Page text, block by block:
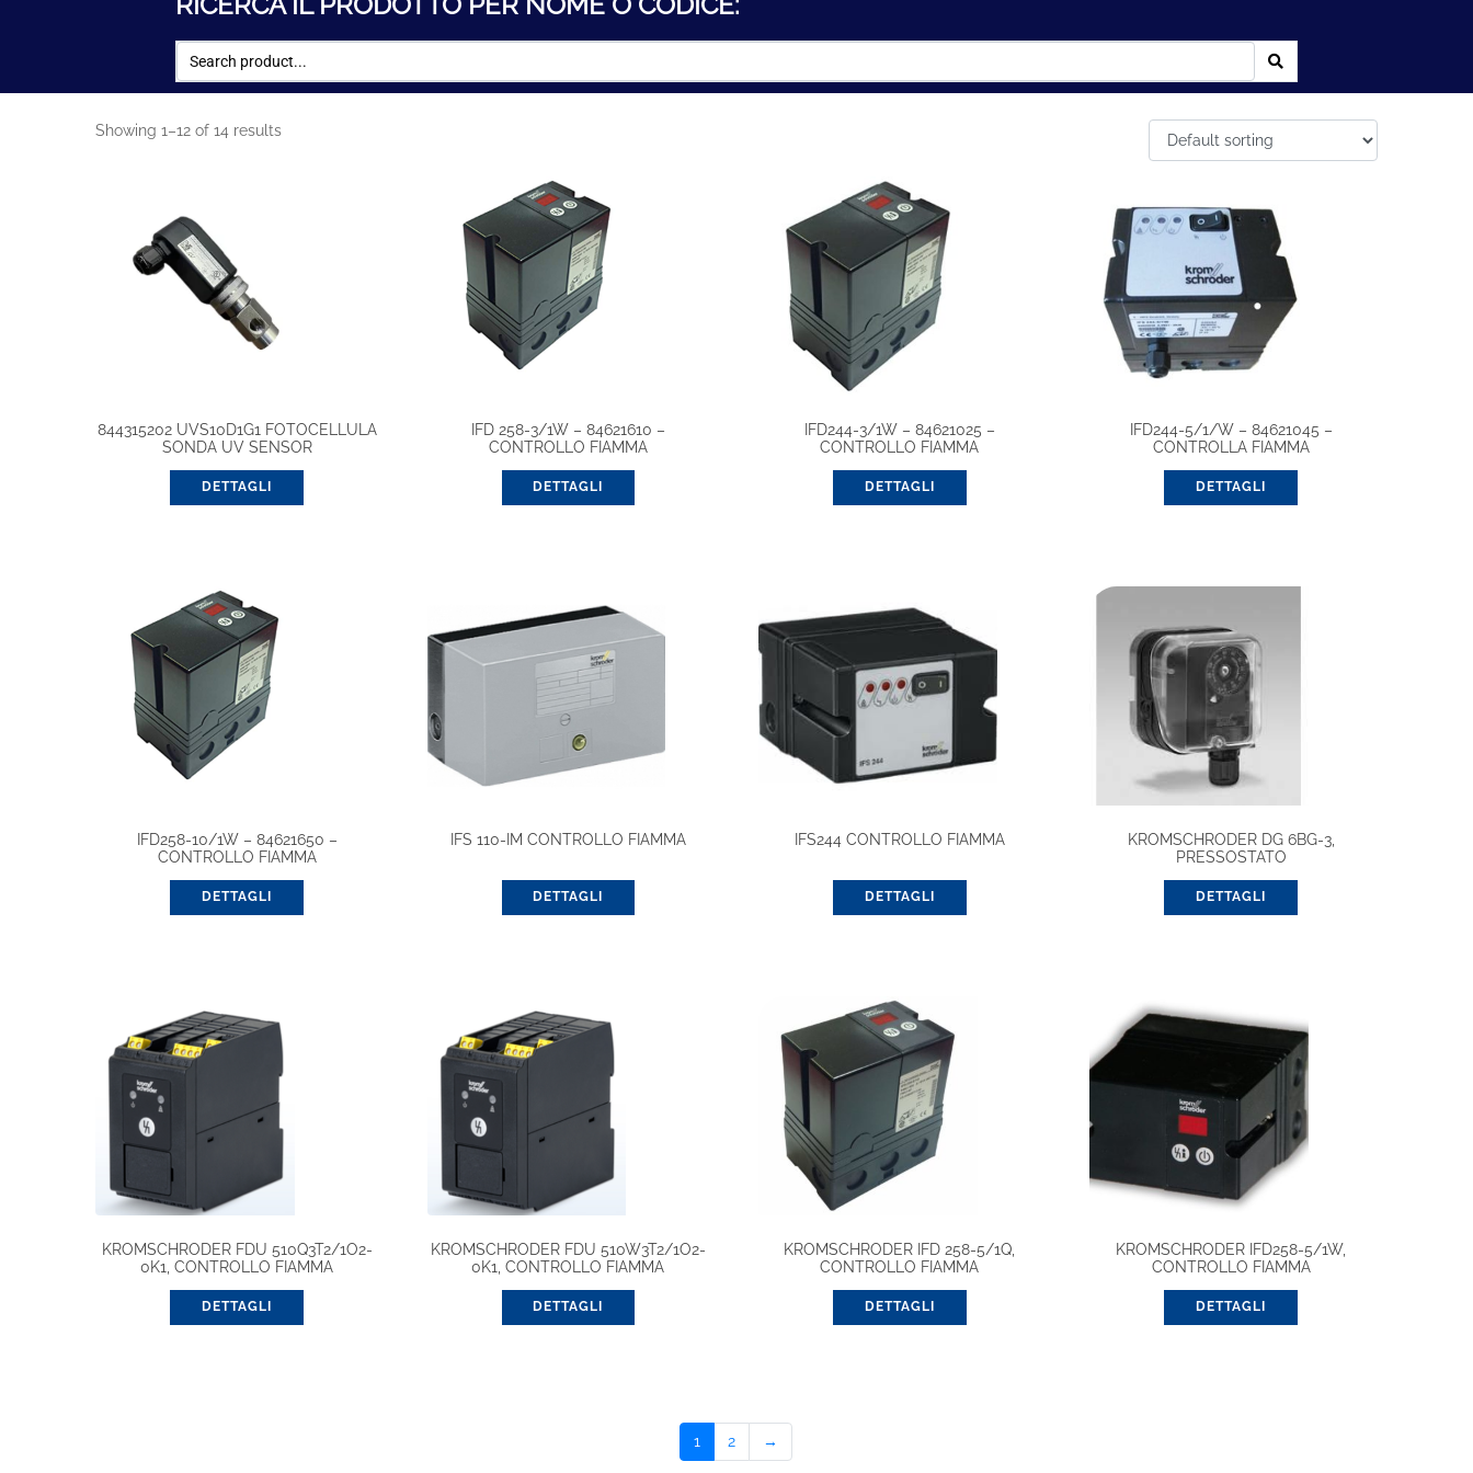
Showing 1–12 of 14 results
844315202 UVS10D1G1 FOTOCELLULA
SONDA UV SENSOR
DETTAGLI
IFD 258-3/1W – 84621610 –
CONTROLLO FIAMMA
DETTAGLI
IFD244-3/1W – 84621025 –
CONTROLLO FIAMMA
DETTAGLI
IFD244-5/1/W – 84621045 –
CONTROLLA FIAMMA
DETTAGLI
IFD258-10/1W – 84621650 –
CONTROLLO FIAMMA
DETTAGLI
IFS 110-IM CONTROLLO FIAMMA
DETTAGLI
IFS244 CONTROLLO FIAMMA
DETTAGLI
KROMSCHRODER DG 6BG-3,
PRESSOSTATO
DETTAGLI
KROMSCHRODER FDU 510Q3T2/1O2-
0K1, CONTROLLO FIAMMA
DETTAGLI
KROMSCHRODER FDU 510W3T2/1O2-
0K1, CONTROLLO FIAMMA
DETTAGLI
KROMSCHRODER IFD 258-5/1Q,
CONTROLLO FIAMMA
DETTAGLI
KROMSCHRODER IFD258-5/1W,
CONTROLLO FIAMMA
DETTAGLI
1 2 →